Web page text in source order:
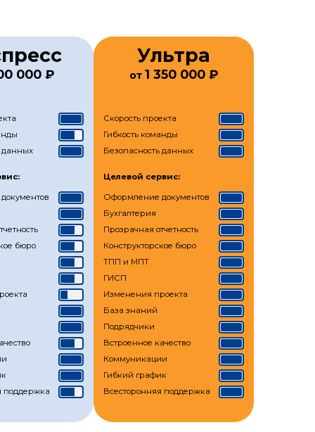
000 ₽
данных
бюро
поддержка
Ультра
от 1 350 000 ₽
Скорость проекта
Гибкость команды
Безопасность данных
Целевой сервис:
Оформление документов
Бухгалтерия
Прозрачная отчетность
Конструкторское бюро
ТПП и МПТ
ГИСП
Изменения проекта
База знаний
Подрядчики
Встроенное качество
Коммуникации
Гибкий график
Всесторонняя поддержка